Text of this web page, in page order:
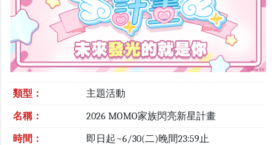
類型： 主題活動
名稱： 2026 MOMO家族閃亮新星計畫
時間： 即日起~6/30(二)晚間23:59止